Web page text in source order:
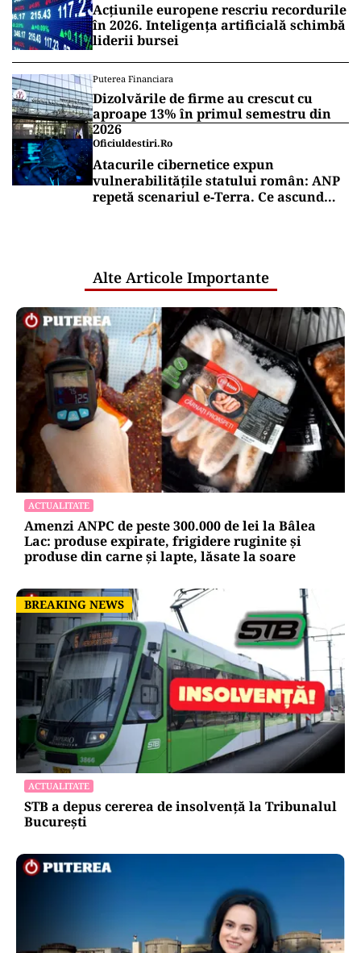
Acțiunile europene rescriu recordurile
în 2026. Inteligența artificială schimbă
liderii bursei
Puterea Financiara
Dizolvările de firme au crescut cu
aproape 13% în primul semestru din
2026
Oficiuldestiri.ro
Atacurile cibernetice expun
vulnerabilitățile statului român: ANP
repetă scenariul e‑Terra. Ce ascund
Alte Articole Importante
ACTUALITATE
Amenzi ANPC de peste 300.000 de lei la Bâlea
Lac: produse expirate, frigidere ruginite și
produse din carne și lapte, lăsate la soare
BREAKING NEWS
BREAKING NEWS
ACTUALITATE
STB a depus cererea de insolvență la Tribunalul
București